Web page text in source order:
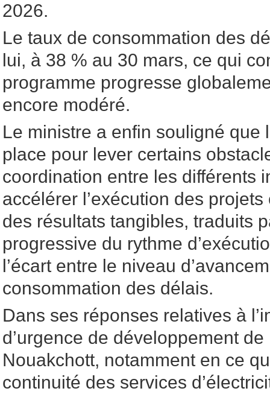
2026.
Le taux de consommation des
lui, à 38 % au 30 mars, ce qui
programme progresse
encore modéré.
Le ministre a enfin souligné que
place pour lever certains
coordination entre les différents
accélérer l’exécution des
des résultats tangibles, traduits
progressive du rythme
l’écart entre le niveau
consommation des délais.
Dans ses réponses relatives à
d’urgence de développement
Nouakchott, notamment en ce
continuité des services